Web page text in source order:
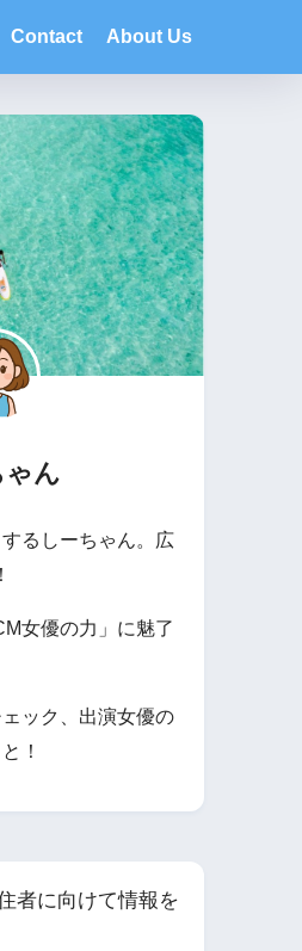
Contact About Us
ゃん
るしーちゃん。広
女優の力」に魅了
ック、出演女優の
！
者に向けて情報を